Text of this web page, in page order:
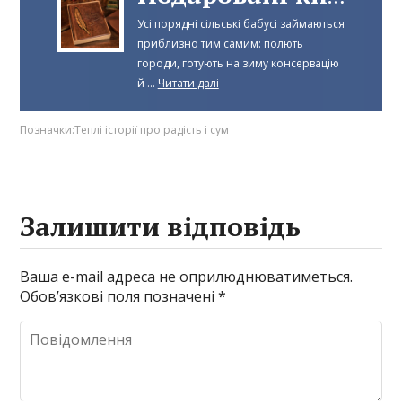
Усі порядні сільські бабусі займаються
приблизно тим самим: полють
городи, готують на зиму консервацію
й ... Читати далі
Позначки:Теплі історії про радість і сум
Залишити відповідь
Ваша e-mail адреса не оприлюднюватиметься.
Обов’язкові поля позначені*